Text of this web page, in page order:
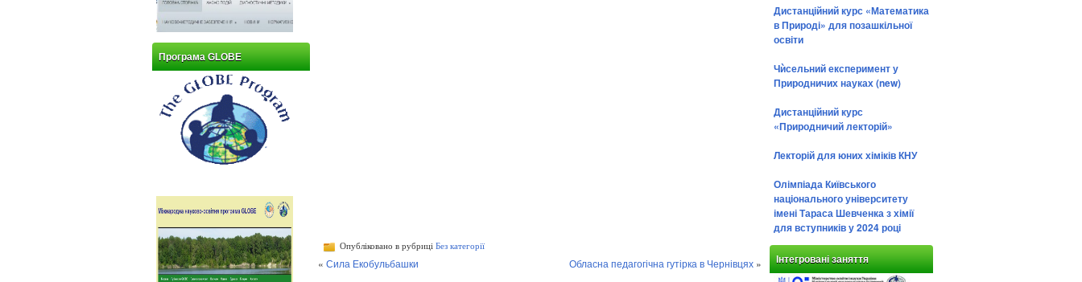
Програма GLOBE
Опубліковано в рубриці Без категорії
« Сила Екобульбашки Обласна педагогічна гутірка в Чернівцях »
Дистанційний курс «Математика
в Природі» для позашкільної
освіти
Чѝсельний експеримент у
Природничих науках (new)
Дистанційний курс
«Природничий лекторій»
Лекторій для юних хіміків КНУ
Олімпіада Київського
національного університету
імені Тараса Шевченка з хімії
для вступників у 2024 році
Інтегровані заняття